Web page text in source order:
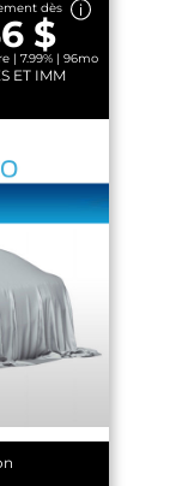
dès
$
| 7.99% | 96mo
ET IMM